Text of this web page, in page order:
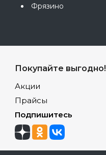
Фрязино
Покупайте выгодно!
Акции
Прайсы
Подпишитесь